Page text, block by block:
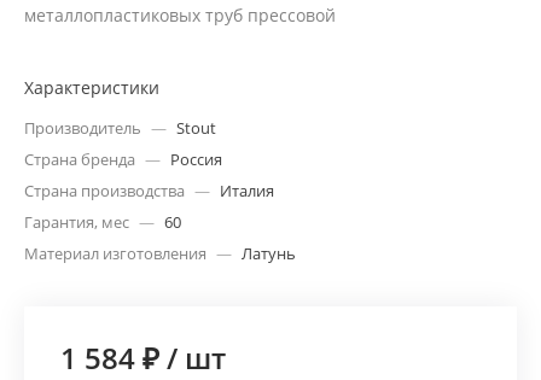
металлопластиковых труб прессовой
Характеристики
Производитель — Stout
Страна бренда — Россия
Страна производства — Италия
Гарантия, мес — 60
Материал изготовления — Латунь
1 584 ₽/ шт